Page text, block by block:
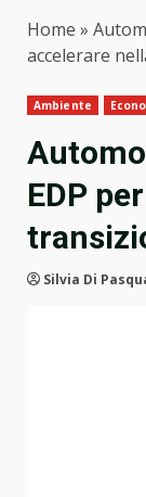
Home »
accelerare
Ambiente
EDP
Silvia Di